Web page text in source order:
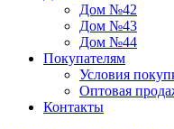
Дом №42
Дом №43
Дом №44
Покупателям
Условия
Оптовая
Контакты